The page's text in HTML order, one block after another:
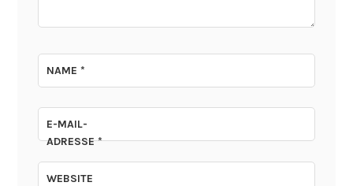
NAME*
E-MAIL-
ADRESSE*
WEBSITE